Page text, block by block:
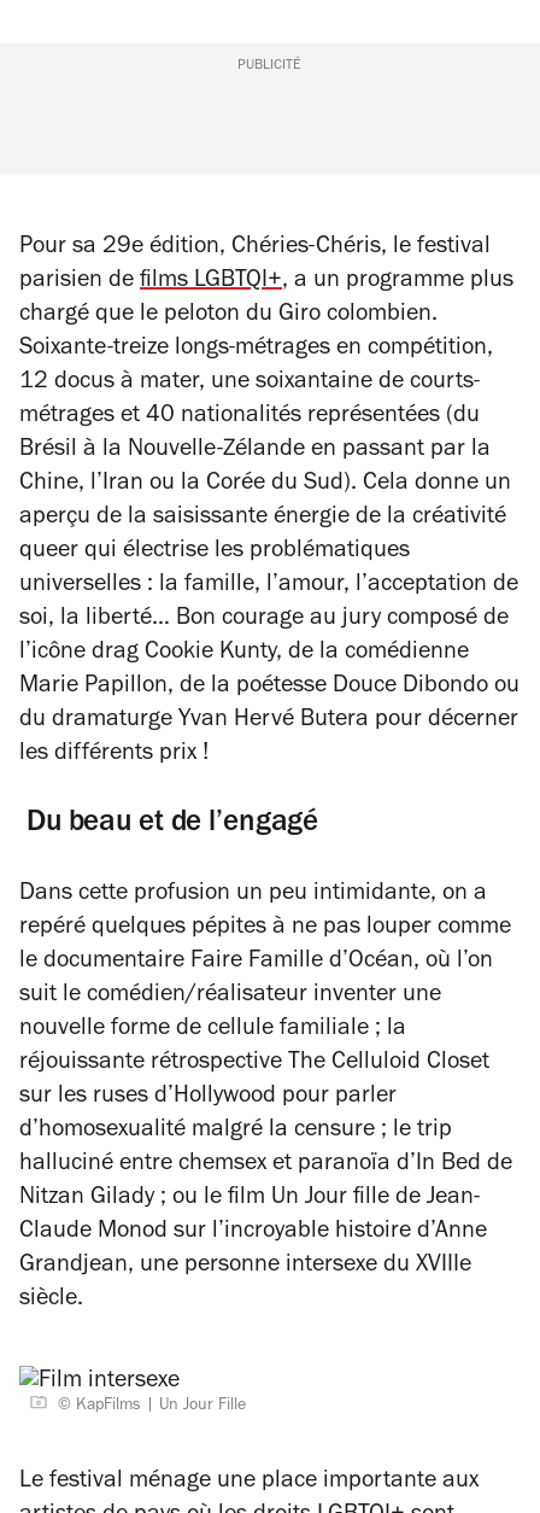
PUBLICITÉ
Pour sa 29e édition, Chéries-Chéris, le festival
parisien de films LGBTQI+, a un programme plus
chargé que le peloton du Giro colombien.
Soixante-treize longs-métrages en compétition,
12 docus à mater, une soixantaine de courts-
métrages et 40 nationalités représentées (du
Brésil à la Nouvelle-Zélande en passant par la
Chine, l’Iran ou la Corée du Sud). Cela donne un
aperçu de la saisissante énergie de la créativité
queer qui électrise les problématiques
universelles : la famille, l’amour, l’acceptation de
soi, la liberté… Bon courage au jury composé de
l’icône drag Cookie Kunty, de la comédienne
Marie Papillon, de la poétesse Douce Dibondo ou
du dramaturge Yvan Hervé Butera pour décerner
les différents prix !
Du beau et de l’engagé
Dans cette profusion un peu intimidante, on a
repéré quelques pépites à ne pas louper comme
le documentaire Faire Famille d’Océan, où l’on
suit le comédien/réalisateur inventer une
nouvelle forme de cellule familiale ; la
réjouissante rétrospective The Celluloid Closet
sur les ruses d’Hollywood pour parler
d’homosexualité malgré la censure ; le trip
halluciné entre chemsex et paranoïa d’ In Bed de
Nitzan Gilady ; ou le film Un Jour fille de Jean-
Claude Monod sur l’incroyable histoire d’Anne
Grandjean, une personne intersexe du XVIIIe
siècle.
© KapFilms Un Jour Fille
Le festival ménage une place importante aux